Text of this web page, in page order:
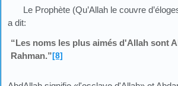
Le Prophète (Qu’Allah le couvre
a dit:
“Les noms les plus aimés d'Allah sont
Rahman.”[8]